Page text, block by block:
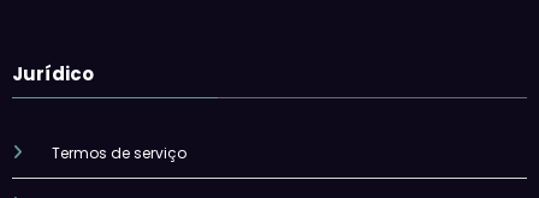
Jurídico
Termos de serviço